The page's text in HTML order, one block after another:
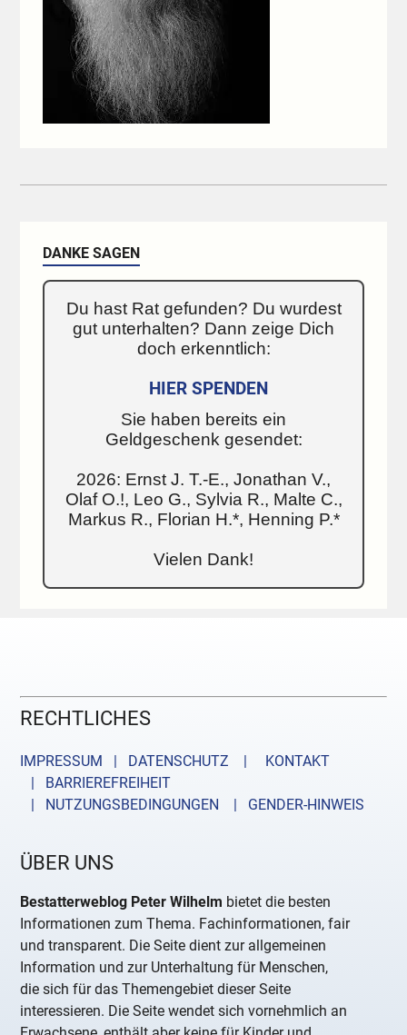
DANKE SAGEN
Du hast Rat gefunden? Du wurdest
gut unterhalten? Dann zeige Dich
doch erkenntlich:
HIER SPENDEN
Sie haben bereits ein
Geldgeschenk gesendet:
2026: Ernst J. T.-E., Jonathan V.,
Olaf O.!, Leo G., Sylvia R., Malte C.,
Markus R., Florian H.*, Henning P.*
Vielen Dank!
RECHTLICHES
IMPRESSUM | DATENSCHUTZ |
KONTAKT
| BARRIEREFREIHEIT
| NUTZUNGSBEDINGUNGEN
| GENDER-HINWEIS
ÜBER UNS
Bestatterweblog Peter Wilhelm bietet die besten
Informationen zum Thema. Fachinformationen, fair
und transparent. Die Seite dient zur allgemeinen
Information und zur Unterhaltung für Menschen,
die sich für das Themengebiet dieser Seite
interessieren. Die Seite wendet sich vornehmlich an